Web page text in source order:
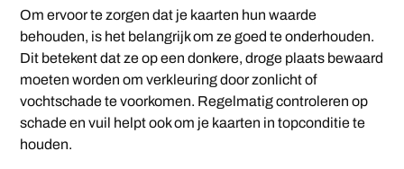
Om ervoor te zorgen dat je kaarten hun waarde
behouden, is het belangrijk om ze goed te onderhouden.
Dit betekent dat ze op een donkere, droge plaats bewaard
moeten worden om verkleuring door zonlicht of
vochtschade te voorkomen. Regelmatig controleren op
schade en vuil helpt ook om je kaarten in topconditie te
houden.